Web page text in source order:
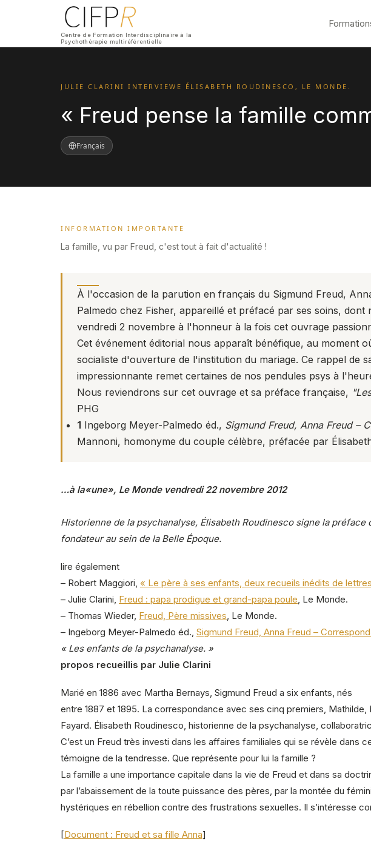
Centre de Formation Interdisciplinaire à la
Psychothérapie multiréférentielle
JULIE CLARINI INTERVIEWE ÉLISABETH ROUDINESCO, LE MONDE.
« Freud pense la famille
Français
INFORMATION IMPORTANTE
La famille, vu par Freud, c'est tout à fait d'actualité !
À l'occasion de la parution en français du Sigmund Freud,
Palmedo chez Fisher, appareillé et préfacé par ses soins,
vendredi 2 novembre à l'honneur à la fois cet ouvrage
Cet événement éditorial nous apparaît bénéfique, au moment
socialiste d'ouverture de l'institution du mariage. Ce rappel de
impressionnante remet certaines de nos pendules psys à
Nous reviendrons sur cet ouvrage et sa préface française,
PHG
1 Ingeborg Meyer-Palmedo éd., Sigmund Freud, Anna Freud –
Mannoni, homonyme du couple célèbre, préfacée par
…à la«une», Le Monde vendredi 22 novembre 2012
Historienne de la psychanalyse, Élisabeth Roudinesco signe la
fondateur au sein de la Belle Époque.
lire également
– Robert Maggiori, « Le père à ses enfants, deux recueils inédits de
– Julie Clarini, Freud : papa prodigue et grand-papa poule , Le Monde.
– Thomas Wieder, Freud, Père missives , Le Monde.
– Ingeborg Meyer-Palmedo éd., Sigmund Freud, Anna Freud –
« Les enfants de la psychanalyse. »
propos recueillis par Julie Clarini
Marié en 1886 avec Martha Bernays, Sigmund Freud a six enfants, nés
entre 1887 et 1895. La correspondance avec ses cinq premiers,
Fayard. Élisabeth Roudinesco, historienne de la psychanalyse,
C’est un Freud très investi dans les affaires familiales qui se révèle
témoigne de la tendresse. Que représente pour lui la famille ?
La famille a une importance capitale dans la vie de Freud et dans sa
par l’abaissement de la toute puissance des pères, par la montée du
hystériques en rébellion contre des frustrations sexuelles. Il s’intéresse
[Document : Freud et sa fille Anna]